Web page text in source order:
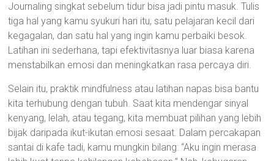
Journaling singkat sebelum tidur bisa jadi pintu masuk. Tulis
tiga hal yang kamu syukuri hari itu, satu pelajaran kecil dari
kegagalan, dan satu hal yang ingin kamu perbaiki besok.
Latihan ini sederhana, tapi efektivitasnya luar biasa karena
menstabilkan emosi dan meningkatkan rasa percaya diri.
Selain itu, praktik mindfulness atau latihan napas bisa bantu
kita terhubung dengan tubuh. Saat kita mendengar sinyal
kenyang, lelah, atau tegang, kita membuat pilihan yang lebih
bijak daripada ikut-ikutan emosi sesaat. Dalam percakapan
santai di kafe tadi, kamu mungkin bilang: “Aku ingin merasa